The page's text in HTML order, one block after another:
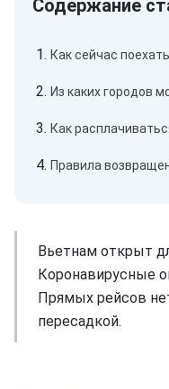
Как сейчас
Из каких городов
Как
Правила
Вьетнам открыт
Коронавирусные
Прямых рейсов
пересадкой.